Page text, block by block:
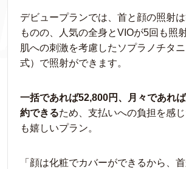
デビュープランでは、首と顔の照射
ものの、人気の全身とVIOが5回も照
肌への刺激を考慮したソプラノチタ
式）で照射ができます。
一括であれば52,800円、月々であれ
約できるため、支払いへの負担を感
も嬉しいプラン。
「顔は化粧でカバーができるから、